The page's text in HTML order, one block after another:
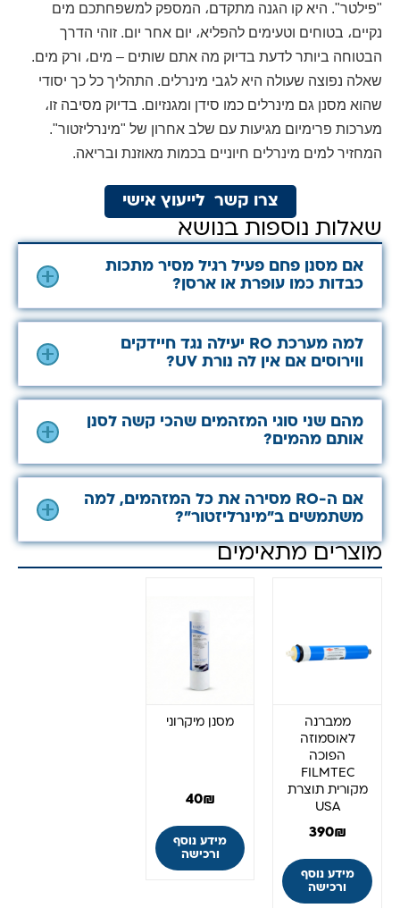
"פילטר". היא קו הגנה מתקדם، המספק למשפחתכם מים
נקיים، בטוחים וטעימים להפליא، יום אחר יום. זוהי הדרך
הבטוחה ביותר לדעת בדיוק מה אתם שותים – מים، ורק מים.
שאלה נפוצה שעולה היא לגבי מינרלים. התהליך כל כך יסודי
שהוא מסנן גם מינרלים כמו סידן ומגנזיום. בדיוק מסיבה זו،
מערכות פרימיום מגיעות עם שלב אחרון של "מינרליזטור".
המחזיר למים מינרלים חיוניים בכמות מאוזנת ובריאה.
צרו קשר לייעוץ אישי
שאלות נוספות בנושא
אם מסנן פחם פעיל רגיל מסיר מתכות
כבדות כמו עופרת או ארסן?
למה מערכת RO יעילה נגד חיידקים
ווירוסים אם אין לה נורת UV?
מהם שני סוגי המזהמים שהכי קשה לסנן
אותם מהמים?
אם ה-RO מסירה את כל המזהמים, למה
משתמשים ב"מינרליזטור"?
מוצרים מתאימים
ממברנה
לאוסמוזה
הפוכה
FILMTEC
מקורית תוצרת
USA
390₪
מידע נוסף
ורכישה
מסנן מיקרוני
40₪
מידע נוסף
ורכישה